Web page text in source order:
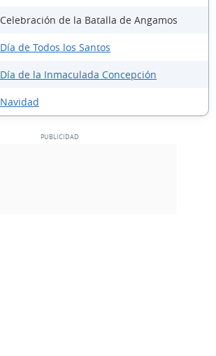
Celebración de la Batalla de Angamos
Día de Todos los Santos
Día de la Inmaculada Concepción
Navidad